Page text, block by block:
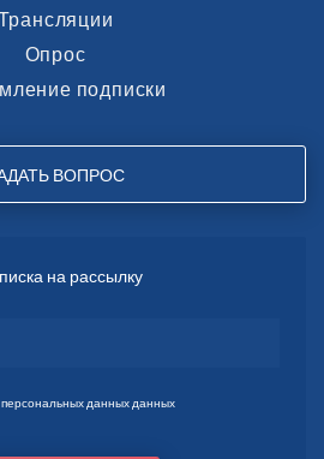
Опрос
подписки
ВОПРОС
на рассылку
данных данных